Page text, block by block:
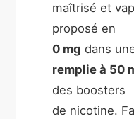
maîtrisé et
proposé en
0 mg dans
remplie à 50
des boosters
de nicotine.